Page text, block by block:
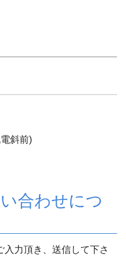
斜前)
合わせにつ
入力頂き、送信して下さ